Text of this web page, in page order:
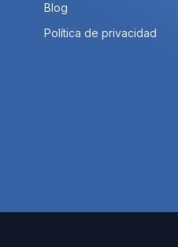
Blog
Política de privacidad